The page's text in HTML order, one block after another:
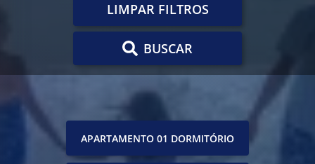
LIMPAR FILTROS
BUSCAR
APARTAMENTO 01 DORMITÓRIO